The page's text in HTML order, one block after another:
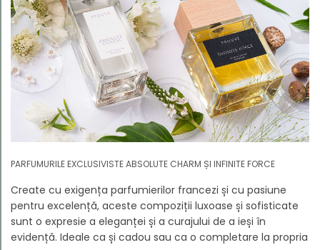
PARFUMURILE EXCLUSIVISTE ABSOLUTE CHARM ȘI INFINITE FORCE
Create cu exigența parfumierilor francezi și cu pasiune
pentru excelență, aceste compoziții luxoase și sofisticate
sunt o expresie a eleganței și a curajului de a ieși în
evidență. Ideale ca și cadou sau ca o completare la propria